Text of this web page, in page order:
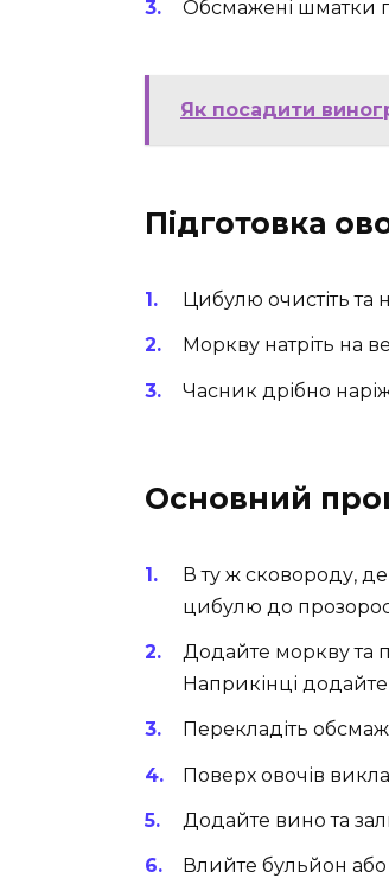
Обсмажені шматки
Як посадити
Підготовка
Цибулю очистіть та
Моркву натріть на
Часник дрібно
Основний
В ту ж сковороду,
цибулю до
Додайте моркву та
Наприкінці
Перекладіть
Поверх овочів
Додайте вино та
Влийте бульйон або